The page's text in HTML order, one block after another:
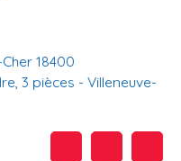
18400
3 pièces - Villeneuve-